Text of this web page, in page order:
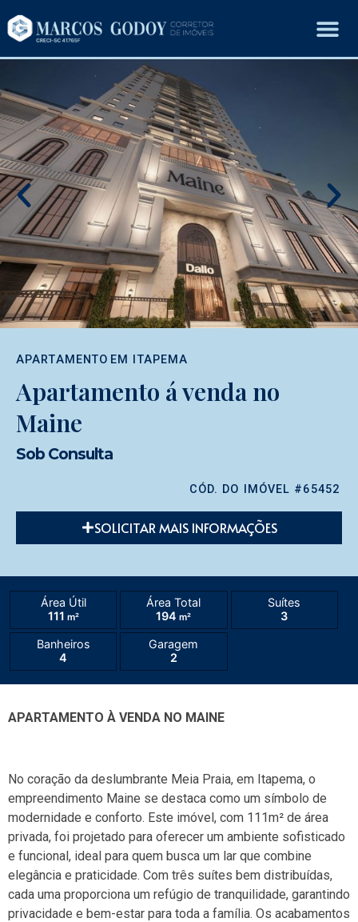
APARTAMENTO EM ITAPEMA
Apartamento á venda no
Maine
Sob Consulta
CÓD. DO IMÓVEL #65452
SOLICITAR MAIS INFORMAÇÕES
Área Útil
111 m²
Área Total
194 m²
Suítes
3
Banheiros
4
Garagem
2
APARTAMENTO À VENDA NO MAINE
No coração da deslumbrante Meia Praia, em Itapema, o
empreendimento Maine se destaca como um símbolo de
modernidade e conforto. Este imóvel, com 111m² de área
privada, foi projetado para oferecer um ambiente sofisticado
e funcional, ideal para quem busca um lar que combine
elegância e praticidade. Com três suítes bem distribuídas,
cada uma proporciona um refúgio de tranquilidade, garantindo
privacidade e bem-estar para toda a família. Os acabamentos